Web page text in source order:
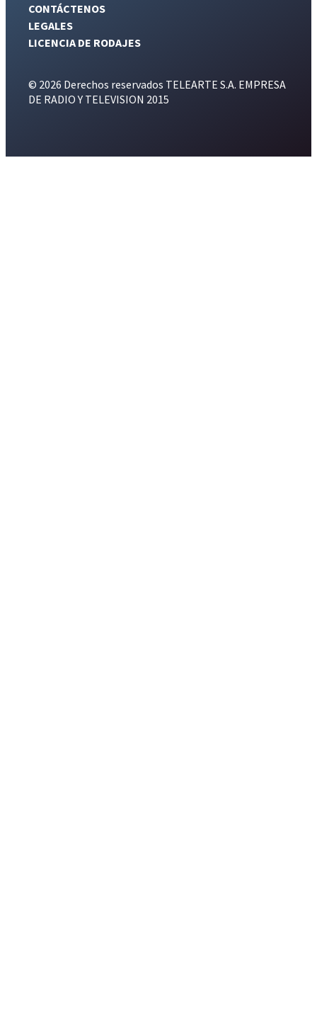
CONTÁCTENOS
LEGALES
LICENCIA DE RODAJES
© 2026 Derechos reservados TELEARTE S.A. EMPRESA
DE RADIO Y TELEVISION 2015